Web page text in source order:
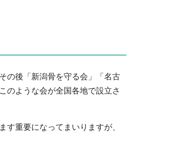
の後「新潟骨を守る会」「名古
のような会が全国各地で設立さ
重要になってまいりますが、